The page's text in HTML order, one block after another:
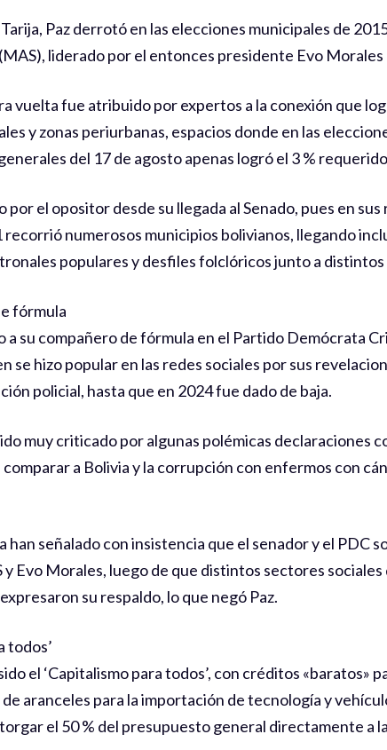
Paz derrotó en las elecciones municipales de
liderado por el entonces presidente Evo
vuelta fue atribuido por expertos a la conexión que
y zonas periurbanas, espacios donde en las
del 17 de agosto apenas logró el 3 %
el opositor desde su llegada al Senado, pues en
numerosos municipios bolivianos, llegando
populares y desfiles folclóricos junto a
fórmula
su compañero de fórmula en el Partido Demócrata
se hizo popular en las redes sociales por sus
policial, hasta que en 2024 fue dado de baja.
muy criticado por algunas polémicas declaraciones
a Bolivia y la corrupción con enfermos con
han señalado con insistencia que el senador y el PDC
y Evo Morales, luego de que distintos sectores
su respaldo, lo que negó Paz.
todos’
el ‘Capitalismo para todos’, con créditos «baratos»
aranceles para la importación de tecnología y
el 50 % del presupuesto general directamente a